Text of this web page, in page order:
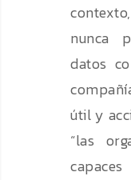
nunca
datos
útil y
“las